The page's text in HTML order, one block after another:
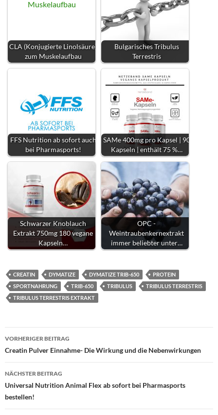
CLA (Konjugierte Linolsäure)
zum Muskelaufbau
Bulgarisches Tribulus
Terrestris
FFS Nutrition ab sofort auch
bei Pharmasports!
SAMe 400mg pro Kapsel | 90
Kapseln | enthält 75 %…
Schwarzer Knoblauch
Extrakt 750mg 180 vegane
Kapseln…
OPC -
Weintraubenkernextrakt
immer beliebter unter…
CREATIN DYMATIZE DYMATIZE TRIB-650
PROTEIN
SPORTNAHRUNG
TRIB-650 TRIBULUS
TRIBULUS TERRESTRIS
TRIBULUS TERRESTRIS EXTRAKT
Beitragsnavigation
VORHERIGER BEITRAG
Creatin Pulver Einnahme- Die Wirkung und die Nebenwirkungen
NÄCHSTER BEITRAG
Universal Nutrition Animal Flex ab sofort bei Pharmasports
bestellen!